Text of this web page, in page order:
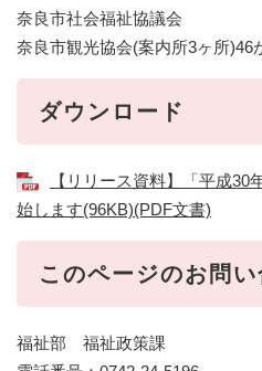
奈良市社会福祉協議会
奈良市観光協会(案内所3ヶ所)46
ダウンロード
【リリース資料】「平成
始します(96KB)(PDF文書)
このページのお問
福祉部 福祉政策課